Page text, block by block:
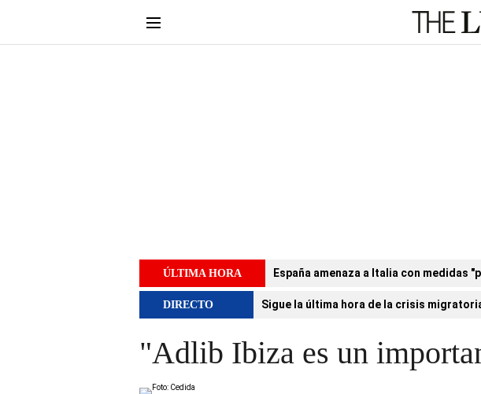
ÚLTIMA HORA España amenaza a Italia con
DIRECTO Sigue la última hora de la crisis
"Adlib Ibiza es un